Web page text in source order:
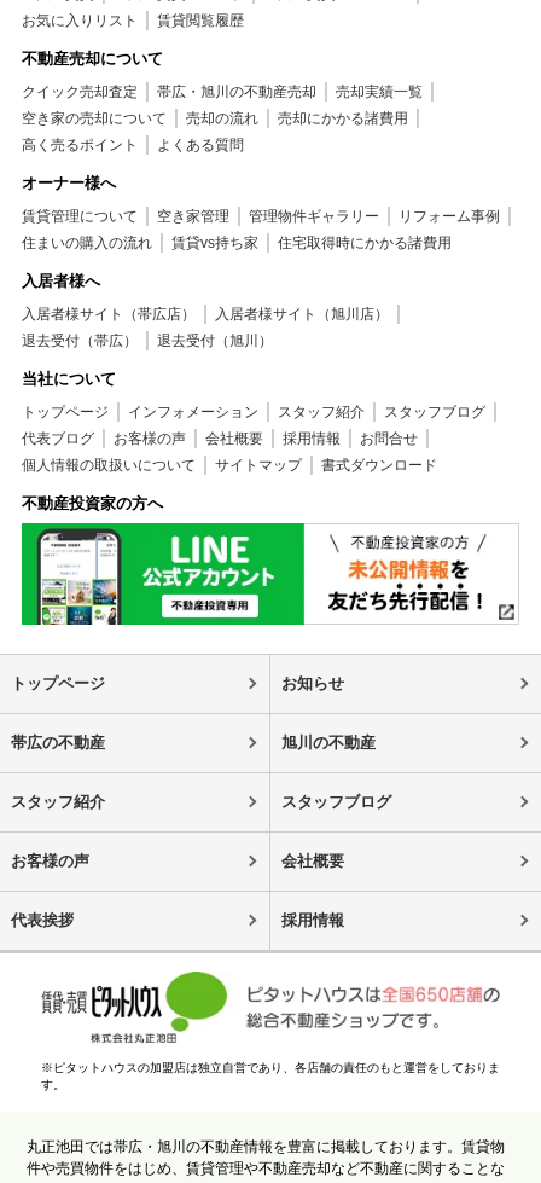
お気に入りリスト
賃貸閲覧履歴
不動産売却について
クイック売却査定 帯広・旭川の不動産売却
売却実績一覧
空き家の売却について
売却の流れ
売却にかかる諸費用
高く売るポイント
よくある質問
オーナー様へ
賃貸管理について 空き家管理 管理物件ギャラリー
リフォーム事例
住まいの購入の流れ
賃貸vs持ち家 住宅取得時にかかる諸費用
入居者様へ
入居者様サイト（帯広店）
入居者様サイト（旭川店）
退去受付（帯広）
退去受付（旭川）
当社について
トップページ インフォメーション スタッフ紹介
スタッフブログ
代表ブログ
お客様の声 会社概要 採用情報
お問合せ
個人情報の取扱いについて
サイトマップ 書式ダウンロード
不動産投資家の方へ
トップページ お知らせ
帯広の不動産 旭川の不動産
スタッフ紹介 スタッフブログ
お客様の声 会社概要
代表挨拶 採用情報
※ピタットハウスの加盟店は独立自営であり、各店舗の責任のもと運営をしておりま
す。
丸正池田では帯広・旭川の不動産情報を豊富に掲載しております。賃貸物
件や売買物件をはじめ、賃貸管理や不動産売却など不動産に関することな